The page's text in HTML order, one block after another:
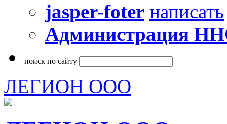
jasper-foter написать
Администрация
поиск по сайту
ЛЕГИОН ООО